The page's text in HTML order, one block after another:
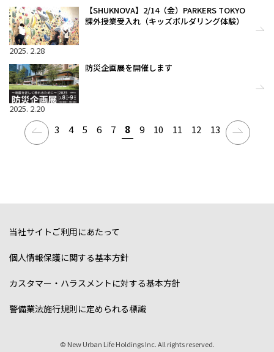
【SHUKNOVA】2/14（金）PARKERS TOKYO
課外授業受入れ（キッズボルダリング体験）
2025. 2.28
防災企画展を開催します
2025. 2.20
3 4 5 6 7 8 9 10 11 12 13
当社サイトご利用にあたって
個人情報保護に関する基本方針
カスタマー・ハラスメントに対する基本方針
警備業法施行規則に定められる標識
© New Urban Life Holdings Inc. All rights reserved.